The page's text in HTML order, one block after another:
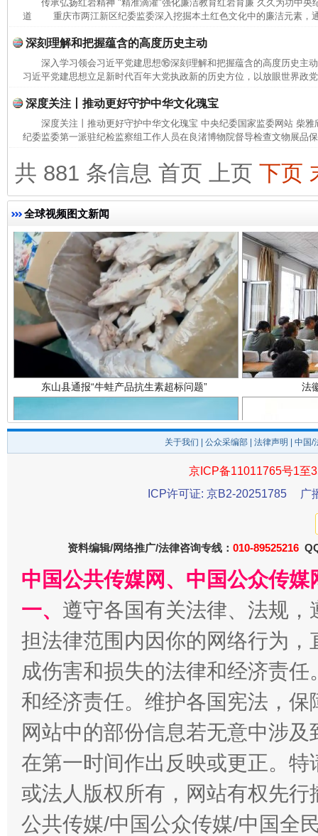
传承弘扬红岩精神 "精准滴灌"强化廉洁教育红岩育廉 久久为功中央
道 重庆市两江新区纪委监委深入挖掘本土红色文化中的廉洁元素，
深刻理解和把握蕴含的高度历史主动
深入学习领会习近平党建思想⑯深刻理解和把握蕴含的高度历史
习近平党建思想立足新时代百年大党执政新的历史方位，以放眼世界政
深度关注丨推动更好守护中华文化瑰宝
深度关注丨推动更好守护中华文化瑰宝 中央纪委国家监委网站 柴
纪委监委第一派驻纪检监察组工作人员在良渚博物院督导检查文物展品
共 881 条信息 首页 上页 下页
全球视频图文新闻
完善运行机制助力责任有效落实 一纸欠
东山县通报“牛蛙产品抗生素超标问题” 法
揭开“小金库”的免责幌子
关于我们 公众采编部 法律声明 | 中国
京ICP备11011765号1至
ICP许可证: 京B2-20251785
广
资料编辑/网络推广/法律咨询专线： 010-89525216
中国公共传媒网、中国公众传
一、 遵守各国有关法律、法规
担法律范围内因你的网络行为
成伤害和损失的法律和经济责
和经济责任。维护各国宪法，
网站中的部份信息若无意中涉
在第一时间作出反映或更正。
或法人版权所有，网站有权先
公共传媒/中国公众传媒/中国全